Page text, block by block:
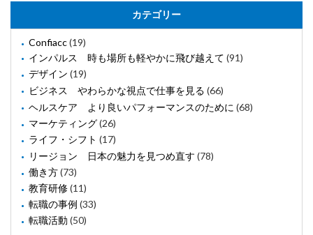
カテゴリー
Confiacc(19)
インパルス 時も場所も軽やかに飛び越えて (91)
デザイン (19)
ビジネス やわらかな視点で仕事を見る (66)
ヘルスケア より良いパフォーマンスのために (68)
マーケティング(26)
ライフ・シフト (17)
リージョン 日本の魅力を見つめ直す (78)
働き方(73)
教育研修(11)
転職の事例 (33)
転職活動 (50)